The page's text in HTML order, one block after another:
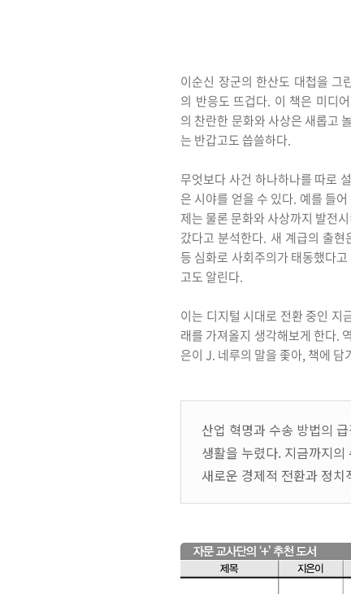
이순신 장군의 한산도 대첩을 그
의 반응도 뜨겁다. 이 책은 미디
의 찬란한 문화와 사상은 새롭고
는 반갑고도 씁쓸하다.
무엇보다 사건 하나하나를 따로
은 시야를 얻을 수 있다. 예를 들
제는 물론 문화와 사상까지 발전
갔다고 분석한다. 새 계급의 출
등 심화로 사회주의가 태동했다
고도 알린다.
이는 디지털 시대로 전환 중인 지
래를 가져올지 생각해보게 한다.
은이 J. 네루의 말을 좇아, 책에
산업 혁명과 수송 방법의
생활을 누렸다. 지금까지
새로운 경제적 전환과 정